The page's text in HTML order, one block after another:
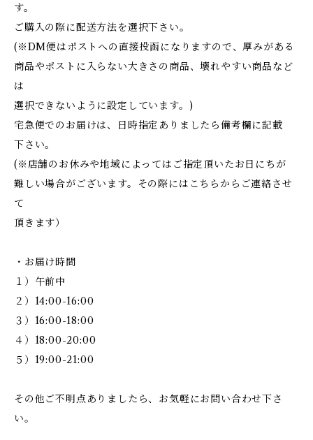
す。
ご購入の際に配送方法を選択下さい。
(※DM便はポストへの直接投函になりますので、厚みがある
商品やポストに入らない大きさの商品、壊れやすい商品など
は
選択できないように設定しています。)
宅急便でのお届けは、日時指定ありましたら備考欄に記載
下さい。
(※店舗のお休みや地域によってはご指定頂いたお日にちが
難しい場合がございます。その際にはこちらからご連絡させ
て
頂きます）
・お届け時間
１）午前中
２）14:00-16:00
３）16:00-18:00
４）18:00-20:00
５）19:00-21:00
その他ご不明点ありましたら、お気軽にお問い合わせ下さ
い。